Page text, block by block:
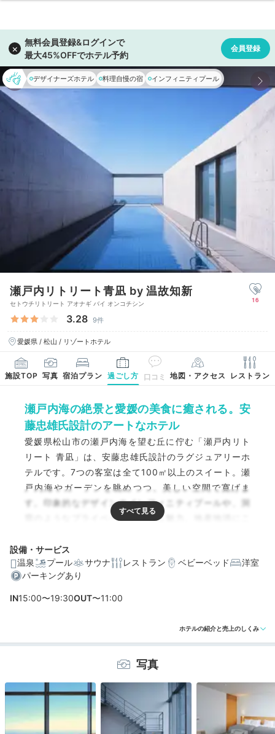
デザイナーズホテル 料理自慢の宿 インフィニティプール
瀬戸内リトリート青凪 by 温故知新
セトウチリトリート アオナギ バイ オンコチシン
3.28 9件
愛媛県 / 松山 / リゾートホテル
16
施設TOP 写真 宿泊プラン 過ごし方 口コミ 地図・アクセス レストラン
瀬戸内海の絶景と愛媛の美食に癒される。安
藤忠雄氏設計のアートなホテル
愛媛県松山市の瀬戸内海を望む丘に佇む「瀬戸内リト
リート 青凪」は、安藤忠雄氏設計のラグジュアリーホ
テルです。7つの客室は全て100㎡以上のスイート。瀬
戸内海やガーデンを眺めつつ、美しい空間で寛げま
す。印象的なデザインのインフィニティプールや、洞
窟のようなプライベートプールも魅力。地産地消にこ
アートが点在する非日常空間で、特別な時間を過ごせ
ますよ。
編集部おすすめの３つのポイント
インフィニティプールなど、安藤忠雄氏設計の美しい建
築
ペアリングも◎。瀬戸内・愛媛の旬食材をたっぷり使っ
た和懐石
設備・サービス
温泉
プール サウナ レストラン ベビーベッド
洋室
パーキングあり
IN15:00〜19:30OUT〜11:00
ホテルの紹介と売上のしくみ
写真